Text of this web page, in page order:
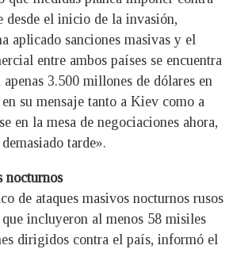
desde el inicio de la invasión,
aplicado sanciones masivas y el
entre ambos países se encuentra
3.500 millones de dólares en
su mensaje tanto a Kiev como a
en la mesa de negociaciones ahora,
tarde».
nocturnos
de ataques masivos nocturnos rusos
que incluyeron al menos 58 misiles
dirigidos contra el país, informó el